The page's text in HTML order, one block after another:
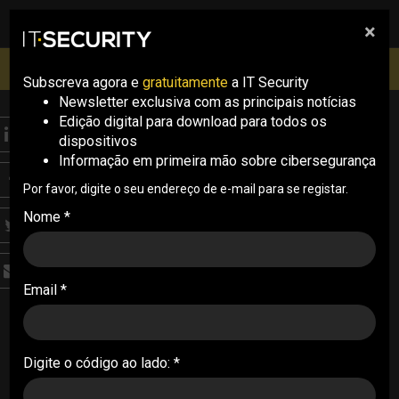
pesquisa
Inscrições abertas
ITS CONF
A evolução da
tecnologia para a
defesa da organização:
“Temos que pensar na
resiliência como um
pilar completamente
crítico” (com vídeo)
×
Subscreva agora e gratuitamente a IT Security
Newsletter exclusiva com as principais notícias
Edição digital para download para todos os
dispositivos
Informação em primeira mão sobre cibersegurança
Por favor, digite o seu endereço de e-mail para se registar.
Nome *
Email *
Digite o código ao lado: *